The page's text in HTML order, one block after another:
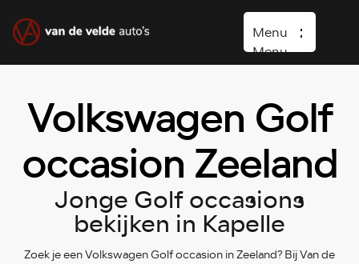
Menu
Menu
Home
Occasions
Diensten
Over ons
Verkocht
Volkswagen Golf
occasion Zeeland
Jonge Golf occasions
bekijken in Kapelle
Zoek je een Volkswagen Golf occasion in Zeeland? Bij Van de